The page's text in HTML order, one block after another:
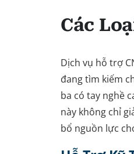
Các
Dịch vụ hỗ trợ
đang tìm kiếm
ba có tay nghề
này không chỉ
bổ nguồn lực